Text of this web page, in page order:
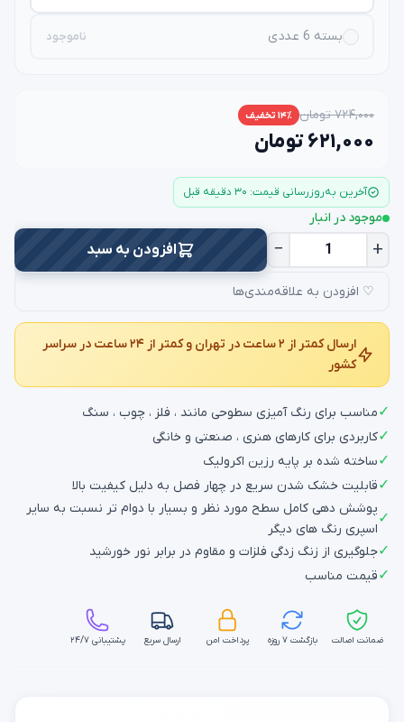
بسته 6 عددی ناموجود
۷۲۴,۰۰۰ تومان ۱۴٪ تخفیف
۶۲۱,۰۰۰ تومان
آخرین به‌روزرسانی قیمت: ۳۰ دقیقه قبل
موجود در انبار
− + افزودن به سبد
♡ افزودن به علاقه‌مندی‌ها
ارسال کمتر از ۲ ساعت در تهران و کمتر از ۲۴ ساعت در سراسر
کشور
✓مناسب برای رنگ آمیزی سطوحی مانند ، فلز ، چوب ، سنگ
✓کاربردی برای کارهای هنری ، صنعتی و خانگی
✓ساخته شده بر پایه رزین اکرولیک
✓قابلیت خشک شدن سریع در چهار فصل به دلیل کیفیت بالا
✓
پوشش دهی کامل سطح مورد نظر و بسیار با دوام تر نسبت به سایر
اسپری رنگ های دیگر
✓جلوگیری از زنگ زدگی فلزات و مقاوم در برابر نور خورشید
✓قیمت مناسب
ضمانت اصالت بازگشت ۷ روزه پرداخت امن ارسال سریع پشتیبانی ۲۴/۷